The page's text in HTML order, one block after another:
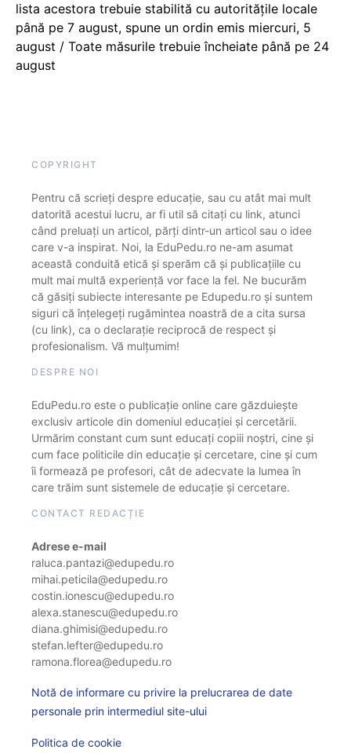
lista acestora trebuie stabilită cu autoritățile locale
până pe 7 august, spune un ordin emis miercuri, 5
august / Toate măsurile trebuie încheiate până pe 24
august
COPYRIGHT
Pentru că scrieți despre educație, sau cu atât mai mult
datorită acestui lucru, ar fi util să citați cu link, atunci
când preluați un articol, părți dintr-un articol sau o idee
care v-a inspirat. Noi, la EduPedu.ro ne-am asumat
această conduită etică și sperăm că și publicațiile cu
mult mai multă experiență vor face la fel. Ne bucurăm
că găsiți subiecte interesante pe Edupedu.ro și suntem
siguri că înțelegeți rugămintea noastră de a cita sursa
(cu link), ca o declarație reciprocă de respect și
profesionalism. Vă mulțumim!
DESPRE NOI
EduPedu.ro este o publicație online care găzduiește
exclusiv articole din domeniul educației și cercetării.
Urmărim constant cum sunt educați copiii noștri, cine și
cum face politicile din educație și cercetare, cine și cum
îi formează pe profesori, cât de adecvate la lumea în
care trăim sunt sistemele de educație și cercetare.
CONTACT REDACȚIE
Adrese e-mail
raluca.pantazi@edupedu.ro
mihai.peticila@edupedu.ro
costin.ionescu@edupedu.ro
alexa.stanescu@edupedu.ro
diana.ghimisi@edupedu.ro
stefan.lefter@edupedu.ro
ramona.florea@edupedu.ro
Notă de informare cu privire la prelucrarea de date
personale prin intermediul site-ului
Politica de cookie